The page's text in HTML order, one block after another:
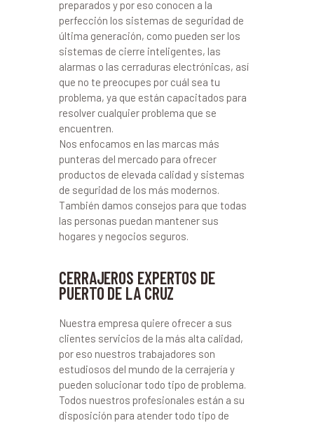
preparados y por eso conocen a la
perfección los sistemas de seguridad de
última generación, como pueden ser los
sistemas de cierre inteligentes, las
alarmas o las cerraduras electrónicas, así
que no te preocupes por cuál sea tu
problema, ya que están capacitados para
resolver cualquier problema que se
encuentren.
Nos enfocamos en las marcas más
punteras del mercado para ofrecer
productos de elevada calidad y sistemas
de seguridad de los más modernos.
También damos consejos para que todas
las personas puedan mantener sus
hogares y negocios seguros.
CERRAJEROS EXPERTOS DE
PUERTO DE LA CRUZ
Nuestra empresa quiere ofrecer a sus
clientes servicios de la más alta calidad,
por eso nuestros trabajadores son
estudiosos del mundo de la cerrajería y
pueden solucionar todo tipo de problema.
Todos nuestros profesionales están a su
disposición para atender todo tipo de